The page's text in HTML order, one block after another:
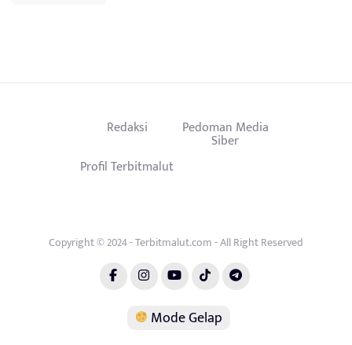
Redaksi Pedoman Media
Siber
Profil Terbitmalut
Copyright © 2024 - Terbitmalut.com - All Right Reserved
Mode Gelap